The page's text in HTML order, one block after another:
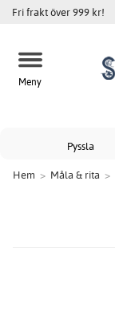
Fri frakt över 999 kr!
Meny
Pyssla
Hem > Måla & rita >